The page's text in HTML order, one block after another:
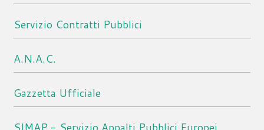
Servizio Contratti Pubblici
A.N.A.C.
Gazzetta Ufficiale